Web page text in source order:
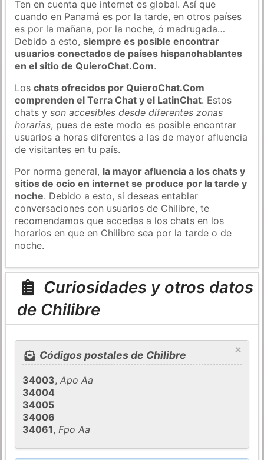
Ten en cuenta que internet es global. Así que
cuando en Panamá es por la tarde, en otros países
es por la mañana, por la noche, ó madrugada…
Debido a esto,siempre es posible encontrar
usuarios conectados de países hispanohablantes
en el sitio de QuieroChat.Com.
Loschats ofrecidos por QuieroChat.Com
comprenden el Terra Chat y el LatinChat. Estos
chats yson accesibles desde diferentes zonas
horarias, pues de este modo es posible encontrar
usuarios a horas diferentes a las de mayor afluencia
de visitantes en tu país.
Por norma general, la mayor afluencia a los chats y
sitios de ocio en internet se produce por la tarde y
noche. Debido a esto, si deseas entablar
conversaciones con usuarios de Chilibre, te
recomendamos que accedas a los chats en los
horarios en que en Chilibre sea por la tarde o de
noche.
Curiosidades y otros datos
de Chilibre
×
Códigos postales de Chilibre
34003,Apo Aa
34004
34005
34006
34061,Fpo Aa